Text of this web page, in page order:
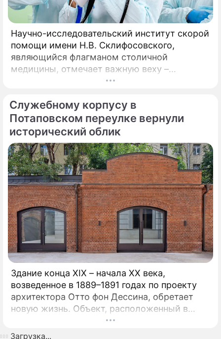
Научно-исследовательский институт скорой
помощи имени Н.В. Склифосовского,
являющийся флагманом столичной
медицины, отмечает важную веху –
десятилетие работы Центра радиохирургии.
не только стало уникальной точкой на карте
московского здравоохранения, но и
превратилось в надежду для тысяч
пациентов со всей страны.
Служебному корпусу в
Потаповском переулке вернули
исторический облик
Здание конца XIX – начала XX века,
возведенное в 1889–1891 годах по проекту
архитектора Отто фон Дессина, обретает
новую жизнь. Объект, расположенный в
глубине Потаповского переулка среди
традиционных московских двориков, имеет
Загрузка...